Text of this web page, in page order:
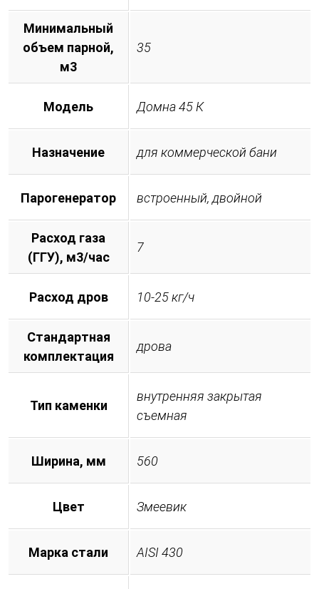
Минимальный
объем парной,
м3
35
Модель Домна 45 К
Назначение для коммерческой бани
Парогенератор встроенный, двойной
Расход газа
(ГГУ), м3/час
7
Расход дров 10-25 кг/ч
Стандартная
комплектация
дрова
Тип каменки
внутренняя закрытая
съемная
Ширина, мм 560
Цвет Змеевик
Марка стали AISI 430